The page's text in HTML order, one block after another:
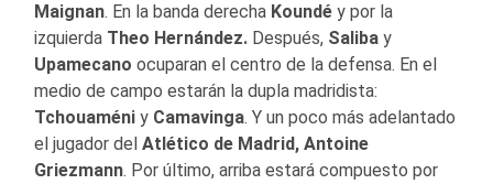
Maignan. En la banda derecha Koundé y por la
izquierda Theo Hernández. Después, Saliba y
Upamecano ocuparan el centro de la defensa. En el
medio de campo estarán la dupla madridista:
Tchouaméni y Camavinga. Y un poco más adelantado
el jugador del Atlético de Madrid, Antoine
Griezmann. Por último, arriba estará compuesto por